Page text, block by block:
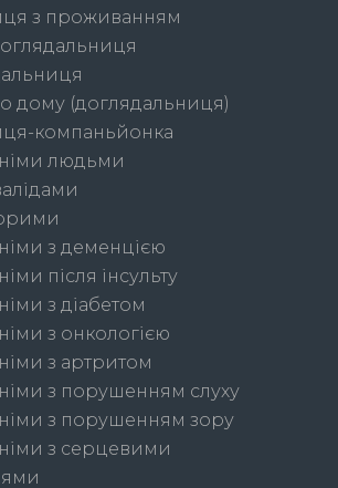
з проживанням
дому (доглядальниця)
компаньйонка
людьми
з деменцією
після інсульту
з діабетом
з онкологією
з артритом
з порушенням слуху
з порушенням зору
з серцевими